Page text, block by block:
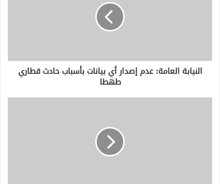
ر
النيابة العامة: عدم إصدار أي بيانات بأسباب حادث قطاري
طهطا